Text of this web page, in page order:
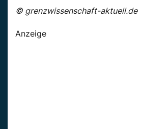
© grenzwissenschaft-aktuell.de
Anzeige